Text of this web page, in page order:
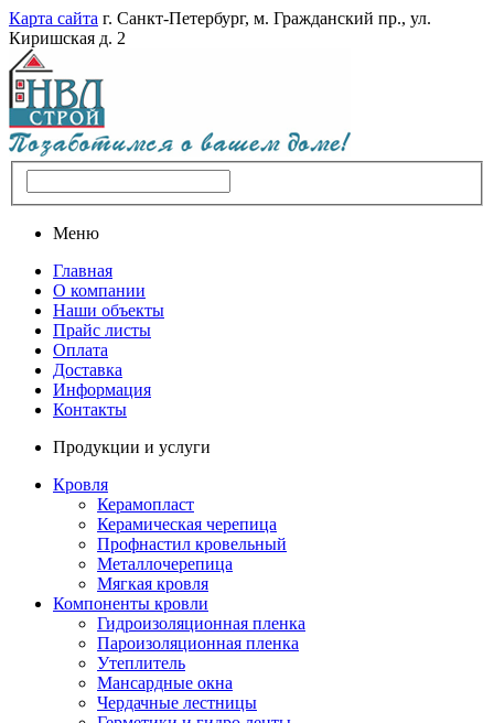
Карта сайта г. Санкт-Петербург, м. Гражданский пр., ул.
Киришская д. 2
Меню
Главная
О компании
Наши объекты
Прайс листы
Оплата
Доставка
Информация
Контакты
Продукции и услуги
Кровля
Керамопласт
Керамическая черепица
Профнастил кровельный
Металлочерепица
Мягкая кровля
Компоненты кровли
Гидроизоляционная пленка
Пароизоляционная пленка
Утеплитель
Мансардные окна
Чердачные лестницы